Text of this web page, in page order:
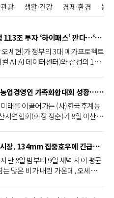
광 생활·건강 경제·환경 농·
아산시, 삼성 113조 투자 ‘하이패스’ 깐다…‘신속 지원·전략 대응 추진단’ 가동
세현)가 정부의 3대 메가프로젝트
컬 AI·AI 데이터센터)와 삼성의 113
지역경제 활성화와 민간 투자 확
한다는 오세현 시장의 지시에 따
행정지원 추진단(가칭, 이하 추진
고 투자 전 과정을 지원하는 원스톱
격 가동하기로 했다. 시는 이 같은
일 김범수 부시장 주재로 전 실·국
투자 지원을 위한 종합 행정지원체
논의했다.회의에 앞서 오세현 시
시장과 핵심 간부들에게 “이번 추
실무 지원을 넘어 침체된 민간 투
아산시 후계농업경영인 가족화합대회 성황…세대 잇는 농업 공동체 구축
래를 이끌어가는 (사)한국후계농
시연합회(회장 정순)가 8일 아산시
지속가능한 발전을 위해 헌신하고
경영인들이 한자리에 모여 회원 간
하고, 지속가능한 농업의 미래 비
감대를 형성하고자 마련됐다. 1부
지역 농업 발전에 크게 기여한 우
오세현 아산시장, 134mm 집중호우에 긴급재난대책회의 소집
난 8일 밤부터 9일 새벽 사이 평균
많은 비가 내린 가운데, 오세현